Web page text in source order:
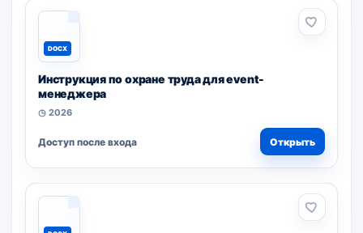
DOCX
Инструкция по охране труда для event-
менеджера
◷ 2026
Доступ после входа Открыть